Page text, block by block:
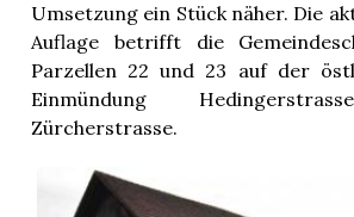
Umsetzung ein Stück näher. Die
Auflage betrifft die
Parzellen 22 und 23 auf der
Einmündung
Zürcherstrasse.